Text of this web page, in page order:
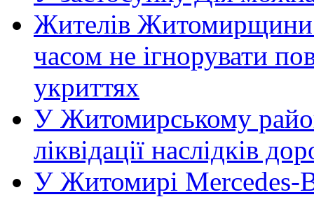
Жителів Житомирщини
часом не ігнорувати
укриттях
У Житомирському
ліквідації наслідків
У Житомирі Mercedes-